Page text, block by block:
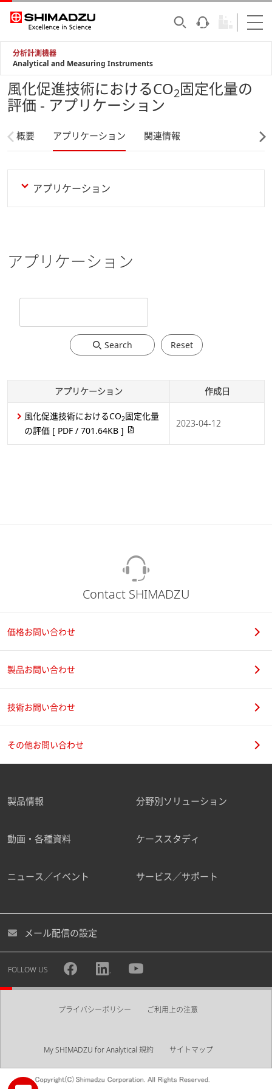
分析計測機器
Analytical and Measuring Instruments
風化促進技術におけるCO2固定化量の
評価 - アプリケーション
概要 アプリケーション 関連情報
アプリケーション
アプリケーション
Search Reset
アプリケーション 作成日
風化促進技術におけるCO2固定化量
の評価 [ PDF / 701.64KB ]
2023-04-12
Contact SHIMADZU
価格お問い合わせ
製品お問い合わせ
技術お問い合わせ
その他お問い合わせ
製品情報 分野別ソリューション
動画・各種資料 ケーススタディ
ニュース／イベント サービス／サポート
メール配信の設定
FOLLOW US
プライバシーポリシー ご利用上の注意
My SHIMADZU for Analytical 規約 サイトマップ